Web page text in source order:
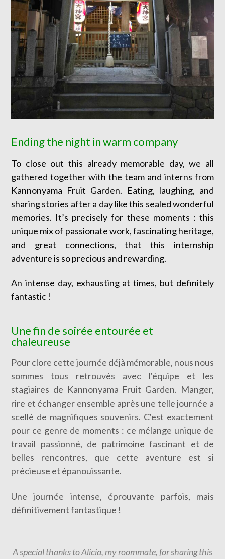
Ending the night in warm company
To close out this already memorable day, we all
gathered together with the team and interns from
Kannonyama Fruit Garden. Eating, laughing, and
sharing stories after a day like this sealed wonderful
memories. It’s precisely for these moments : this
unique mix of passionate work, fascinating heritage,
and great connections, that this internship
adventure is so precious and rewarding.
An intense day, exhausting at times, but definitely
fantastic !
Une fin de soirée entourée et
chaleureuse
Pour clore cette journée déjà mémorable, nous nous
sommes tous retrouvés avec l'équipe et les
stagiaires de Kannonyama Fruit Garden. Manger,
rire et échanger ensemble après une telle journée a
scellé de magnifiques souvenirs. C'est exactement
pour ce genre de moments : ce mélange unique de
travail passionné, de patrimoine fascinant et de
belles rencontres, que cette aventure est si
précieuse et épanouissante.
Une journée intense, éprouvante parfois, mais
définitivement fantastique !
A special thanks to Alicia, my roommate, for sharing this